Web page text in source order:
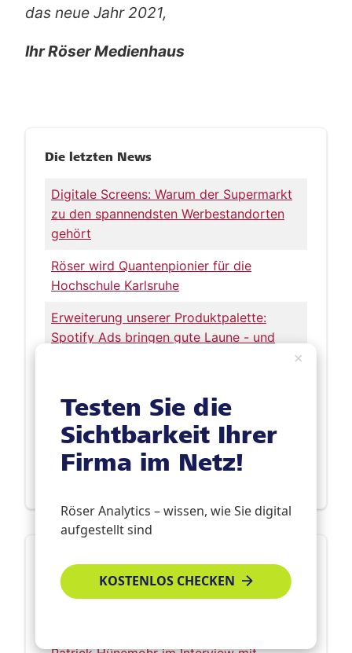
das neue Jahr 2021,
Ihr Röser Medienhaus
Die letzten News
Digitale Screens: Warum der Supermarkt
zu den spannendsten Werbestandorten
gehört
Röser wird Quantenpionier für die
Hochschule Karlsruhe
Erweiterung unserer Produktpalette:
Spotify Ads bringen gute Laune - und
Pfarrmagazine
Neue Ausgabe von Röser Medienhaus
aktuell erschienen
Die letzten Kurznachrichten
Singliesel - heute ein bisschen „Making-
Testen Sie die
Sichtbarkeit Ihrer
Firma im Netz!
Röser Analytics – wissen, wie Sie digital
aufgestellt sind
KOSTENLOS CHECKEN
×